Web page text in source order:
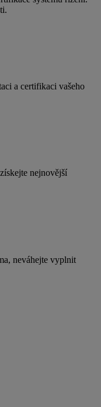
a certifikaci vašeho
nejnovější
neváhejte vyplnit